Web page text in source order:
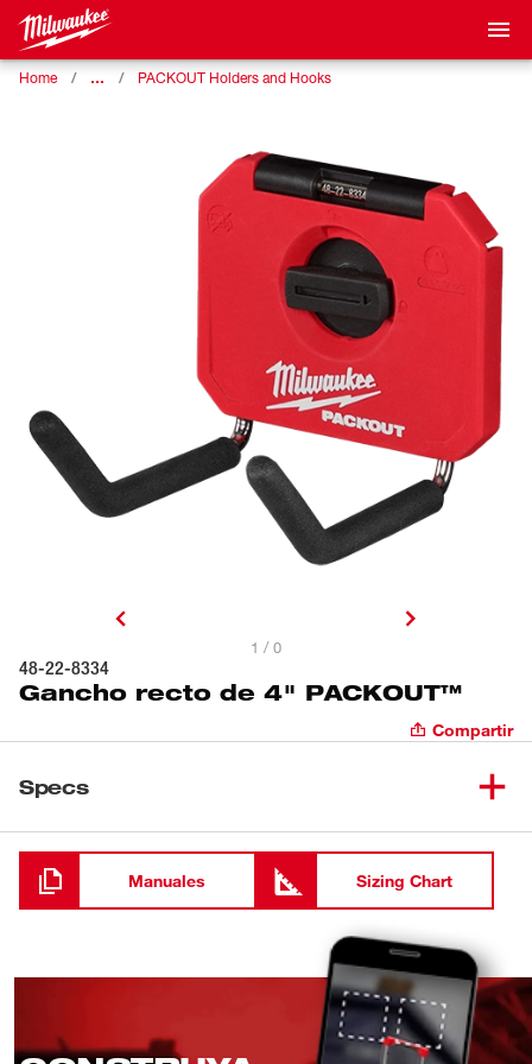
Home … PACKOUT Holders and Hooks
1 / 0
48-22-8334
Gancho recto de 4" PACKOUT™
Compartir
Specs
Cargando
Manuales Sizing Chart